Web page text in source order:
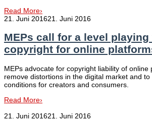
Read More›
21. Juni 201621. Juni 2016
MEPs call for a level
copyright for online
MEPs advocate for copyright liability of online
remove distortions in the digital market and
conditions for creators and consumers.
Read More›
21. Juni 201621. Juni 2016